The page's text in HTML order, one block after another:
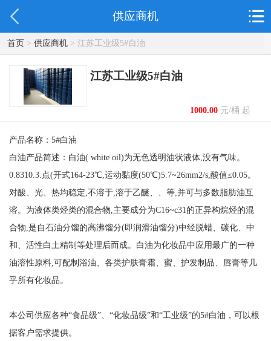
供应商机
首页> 供应商机> 江苏工业级5#白油
江苏工业级5#白油
1000.00元/桶 起
产品名称：5#白油
白油产品简述：白油( white oil)为无色透明油状液体,没有气味。
0.8310.3.点(开式164-23℃,运动黏度(50℃)5.7~26mm2/s,酸值≤0.05。
对酸、光、热均稳定,不溶于,溶于乙醚、、等,并可与多数脂肪油互
溶。为液体类烃类的混合物,主要成分为C16~c31的正异构烷烃的混
合物,是自石油分馏的高沸馏分(即润滑油馏分)中经脱蜡、碳化、中
和、活性白土精制等处理后而成。白油为化妆品中应用最广的一种
油溶性原料,可配制浴油、各类护肤膏霜、蜜、护发制品、唇膏等几
乎所有化妆品。
本公司供应各种“食品级”、“化妆品级”和“工业级”的5#白油，可以根
据客户需求提供。